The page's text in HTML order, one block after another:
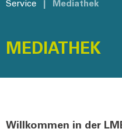
Service Mediathek
MEDIATHEK
Will­kom­men in der